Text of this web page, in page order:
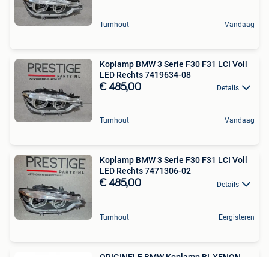
Turnhout Vandaag
Koplamp BMW 3 Serie F30 F31 LCI Voll
LED Rechts 7419634-08
€ 485,00 Details
Turnhout Vandaag
Koplamp BMW 3 Serie F30 F31 LCI Voll
LED Rechts 7471306-02
€ 485,00 Details
Turnhout Eergisteren